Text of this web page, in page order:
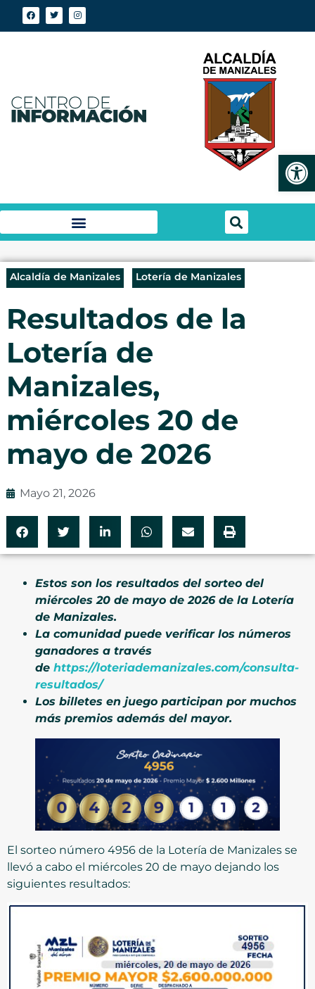
Alcaldía de Manizales Lotería de Manizales
Resultados de la
Lotería de
Manizales,
miércoles 20 de
mayo de 2026
Mayo 21, 2026
Estos son los resultados del sorteo del
miércoles 20 de mayo de 2026 de la Lotería
de Manizales.
La comunidad puede verificar los números
ganadores a través
de https://loteriademanizales.com/consulta-
resultados/
Los billetes en juego participan por muchos
más premios además del mayor.
El sorteo número 4956 de la Lotería de Manizales se
llevó a cabo el miércoles 20 de mayo dejando los
siguientes resultados: